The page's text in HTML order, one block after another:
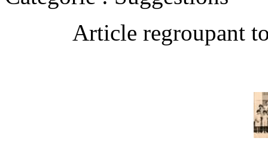
Article regroupant